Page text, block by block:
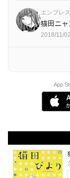
エンプレ
猫田ニ
2018/11/
App